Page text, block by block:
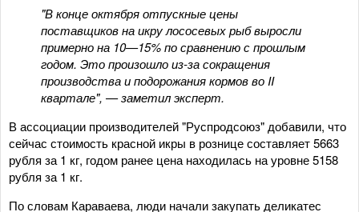
"В конце октября отпускные цены
поставщиков на икру лососевых рыб выросли
примерно на 10—15% по сравнению с прошлым
годом. Это произошло из-за сокращения
производства и подорожания кормов во II
квартале", — заметил эксперт.
В ассоциации производителей "Руспродсоюз" добавили, что
сейчас стоимость красной икры в рознице составляет 5663
рубля за 1 кг, годом ранее цена находилась на уровне 5158
рубля за 1 кг.
По словам Караваева, люди начали закупать деликатес